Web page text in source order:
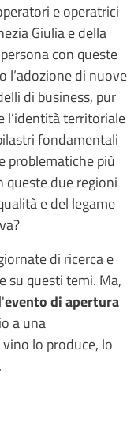
e operatrici
Giulia e della
con queste
l’adozione di nuove
di business, pur
l’identità territoriale
fondamentali
problematiche più
queste due regioni
e del legame
di ricerca e
su questi temi. Ma,
evento di apertura
a una
lo produce, lo